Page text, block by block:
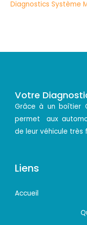
Votre
Grâce à un boîtier
permet aux
de leur véhicule très
Liens
Accueil